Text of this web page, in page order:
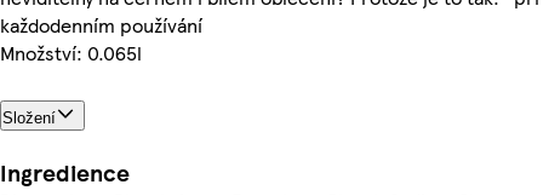
každodenním používání
Množství: 0.065l
Složení
Ingredience